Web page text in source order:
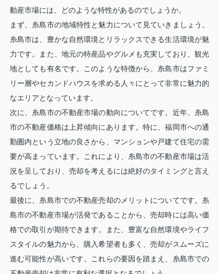
動産市場には、どのような特性があるのでしょうか。
まず、糸島市の地域特性と魅力について見ていきましょう。
糸島市は、豊かな自然環境とリラックスできる生活環境が魅
力です。また、地元の特産品やグルメも充実しており、観光
地としても有名です。このような特徴から、糸島市はファミ
リー層やセカンドハウスを求める人々にとって非常に魅力的
なエリアとなっています。
次に、糸島市の不動産市場の動向についてです。近年、糸島
市の不動産価格は上昇傾向にあります。特に、福岡市への通
勤圏内という立地の良さから、マンションや戸建て住宅の需
要が高まっています。これにより、糸島市の不動産市場は活
況を呈しており、売却を考えるには絶好のタイミングと言え
るでしょう。
最後に、糸島市での不動産売却のメリットについてです。糸
島市の不動産市場が活発であることから、売却時には高い価
格での取引が期待できます。また、豊富な自然環境やライフ
スタイルの魅力から、購入希望者も多く、売却がスムーズに
進む可能性が高いです。これらの要因を踏まえ、糸島市での